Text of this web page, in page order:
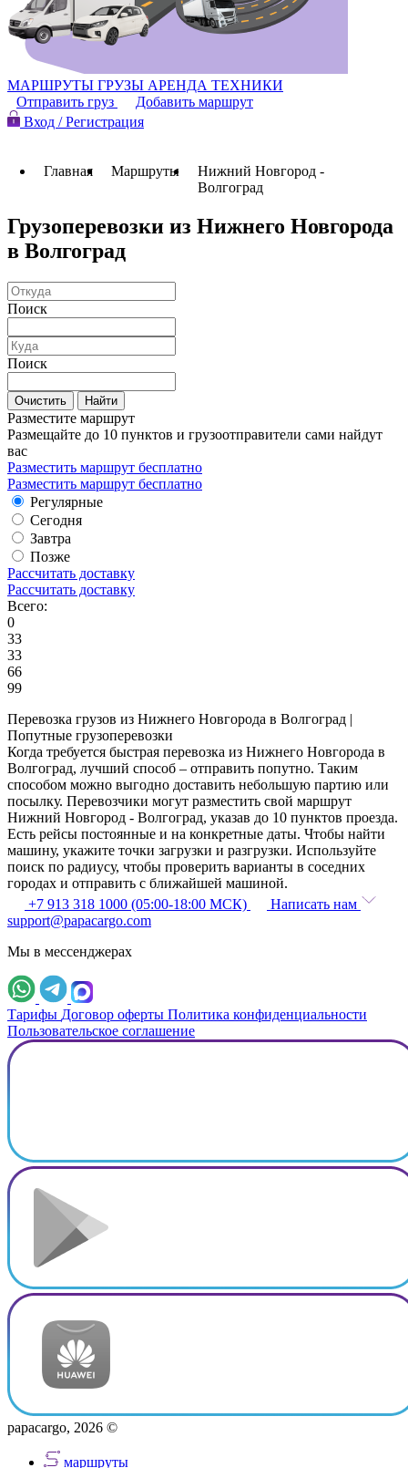
МАРШРУТЫ ГРУЗЫ АРЕНДА ТЕХНИКИ
Отправить груз
Добавить маршрут
Вход / Регистрация
Главная Маршруты
Нижний Новгород -
Волгоград
Грузоперевозки из Нижнего Новгорода
в Волгоград
Поиск
Поиск
Очистить Найти
Разместите маршрут
Размещайте до 10 пунктов и грузоотправители сами найдут
вас
Разместить маршрут бесплатно
Разместить маршрут бесплатно
Регулярные
Сегодня
Завтра
Позже
Рассчитать доставку
Рассчитать доставку
Всего:
0
33
33
66
99
Перевозка грузов из Нижнего Новгорода в Волгоград |
Попутные грузоперевозки
Когда требуется быстрая перевозка из Нижнего Новгорода в
Волгоград, лучший способ – отправить попутно. Таким
способом можно выгодно доставить небольшую партию или
посылку. Перевозчики могут разместить свой маршрут
Нижний Новгород - Волгоград, указав до 10 пунктов проезда.
Есть рейсы постоянные и на конкретные даты. Чтобы найти
машину, укажите точки загрузки и разгрузки. Используйте
поиск по радиусу, чтобы проверить варианты в соседних
городах и отправить с ближайшей машиной.
+7 913 318 1000 (05:00-18:00 МСК)
Написать нам
support@papacargo.com
Мы в мессенджерах
Тарифы Договор оферты Политика конфиденциальности
Пользовательское соглашение
papacargo, 2026 ©
маршруты